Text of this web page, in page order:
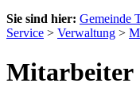
Sie sind hier: Gemeinde
Service > Verwaltung >
Mitarbeiter